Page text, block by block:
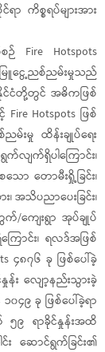
ာ ကိစ္စရပ်များအား
ဉ် Fire Hotspots
းမြူငွေ့ညစ်ညမ်းမှုသည်
နိုင်ငံတို့တွင် အဓိကဖြစ်
Hotspots ဖြစ်
ညမ်းမှု ထိန်းချုပ်ရေး
လျက်ရှိပါကြောင်း၊
ော တောမီးရှို့ခြင်း၊
အသိပညာပေးခြင်း၊
က်/ကျေးရွာ အုပ်ချုပ်
ြောင်း၊ ရလဒ်အဖြစ်
၄၈၇၆ ခု ဖြစ်ပေါ်ခဲ့
န်း လျော့နည်းသွားခဲ့
၄၉ ခု ဖြစ်ပေါ်ခဲ့ရာ
၉ ရာခိုင်နှုန်းအထိ
ဆောင်ရွက်ခြင်း၏